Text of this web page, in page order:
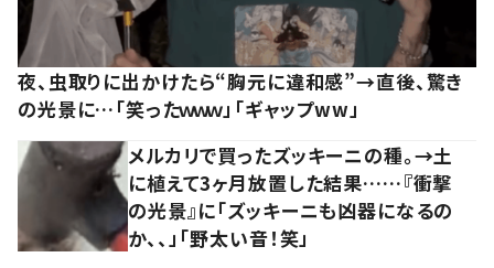
夜、虫取りに出かけたら“胸元に違和感”→直後、驚き
の光景に…「笑ったｗｗｗ」「ギャップww」
メルカリで買ったズッキーニの種。→土
に植えて3ヶ月放置した結果……『衝撃
の光景』に「ズッキーニも凶器になるの
か、、」「野太い音！笑」